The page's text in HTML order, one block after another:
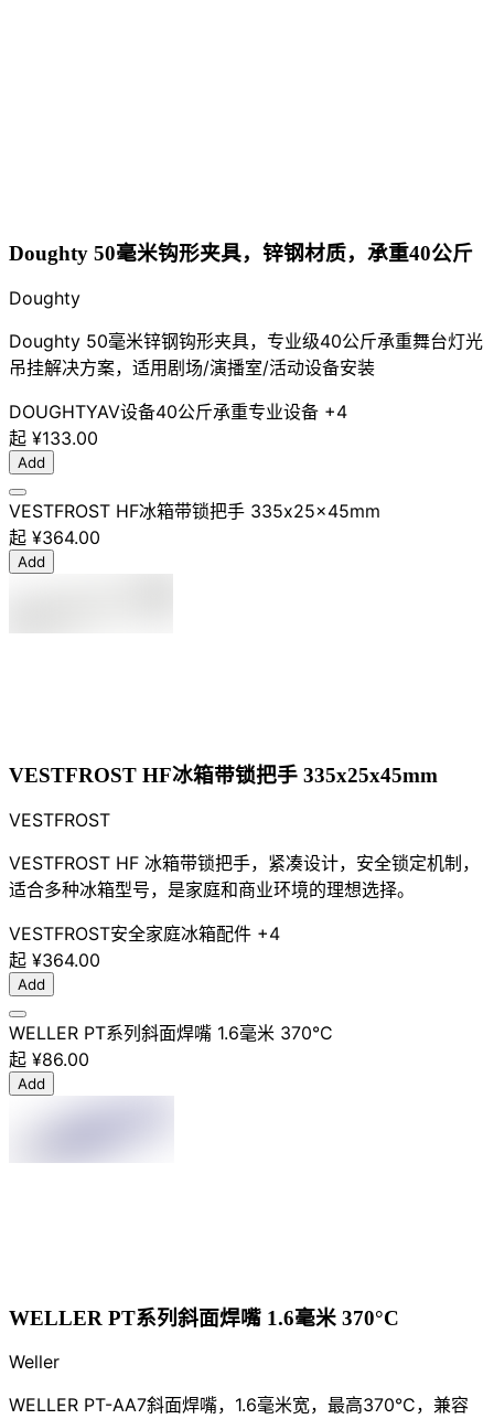
Doughty 50毫米钩形夹具，锌钢材质，承重40公斤
Doughty
Doughty 50毫米锌钢钩形夹具，专业级40公斤承重舞台灯光
吊挂解决方案，适用剧场/演播室/活动设备安装
DOUGHTYAV设备40公斤承重专业设备 +4
起 ¥133.00
Add
VESTFROST HF冰箱带锁把手 335x25x45mm
起 ¥364.00
Add
VESTFROST HF冰箱带锁把手 335x25x45mm
VESTFROST
VESTFROST HF 冰箱带锁把手，紧凑设计，安全锁定机制，
适合多种冰箱型号，是家庭和商业环境的理想选择。
VESTFROST安全家庭冰箱配件 +4
起 ¥364.00
Add
WELLER PT系列斜面焊嘴 1.6毫米 370°C
起 ¥86.00
Add
WELLER PT系列斜面焊嘴 1.6毫米 370°C
Weller
WELLER PT-AA7斜面焊嘴，1.6毫米宽，最高370°C，兼容